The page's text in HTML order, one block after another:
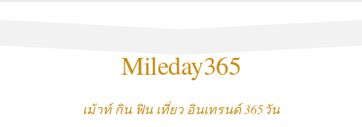
Mileday365
เม้าท์ กิน ฟิน เที่ยว อินเทรนด์ 365วัน